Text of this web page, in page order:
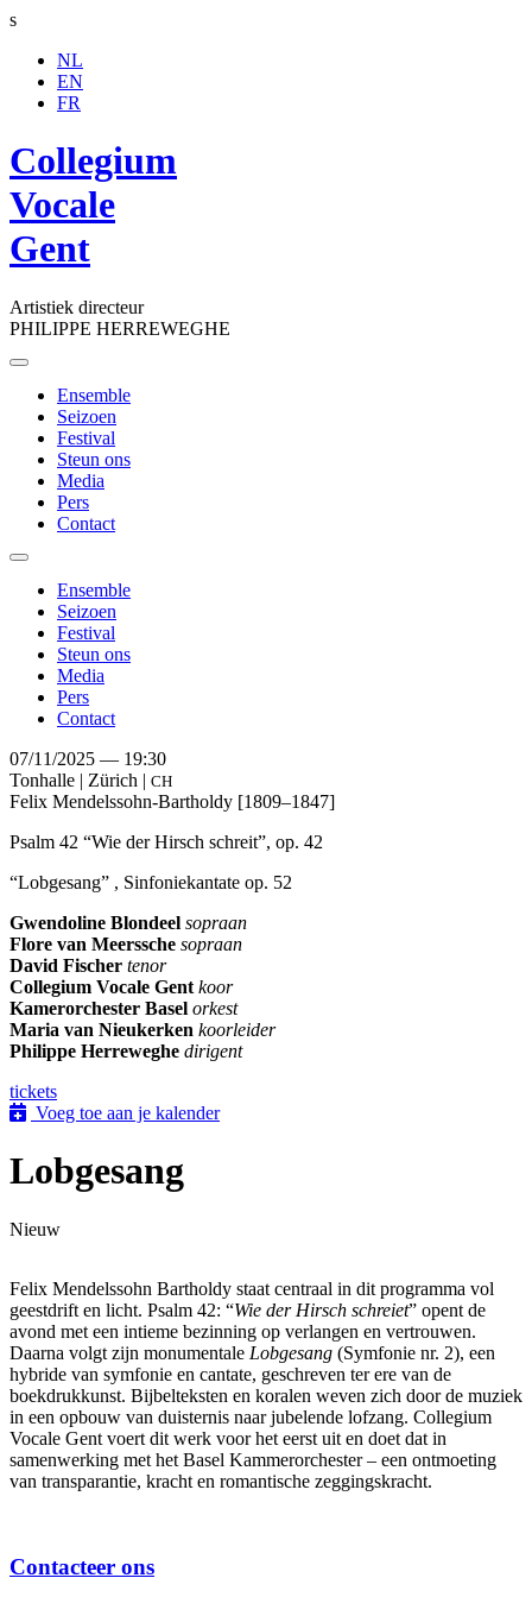
s
NL
EN
FR
Collegium
Vocale
Gent
Artistiek directeur
PHILIPPE HERREWEGHE
Toggle
navigationEnsemble
Seizoen
Festival
Steun ons
Media
Pers
Contact
Toggle
navigationEnsemble
Seizoen
Festival
Steun ons
Media
Pers
Contact
07/11/2025 — 19:30
Tonhalle | Zürich | CH
Felix Mendelssohn-Bartholdy [1809–1847]
Psalm 42 “Wie der Hirsch schreit”, op. 42
“Lobgesang” , Sinfoniekantate op. 52
Gwendoline Blondeel sopraan
Flore van Meerssche sopraan
David Fischer tenor
Collegium Vocale Gent koor
Kamerorchester Basel orkest
Maria van Nieukerken koorleider
Philippe Herreweghe dirigent
tickets
Voeg toe aan je kalender
Lobgesang
Nieuw
Felix Mendelssohn Bartholdy staat centraal in dit programma vol
geestdrift en licht. Psalm 42: “Wie der Hirsch schreiet” opent de
avond met een intieme bezinning op verlangen en vertrouwen.
Daarna volgt zijn monumentale Lobgesang (Symfonie nr. 2), een
hybride van symfonie en cantate, geschreven ter ere van de
boekdrukkunst. Bijbelteksten en koralen weven zich door de muziek
in een opbouw van duisternis naar jubelende lofzang. Collegium
Vocale Gent voert dit werk voor het eerst uit en doet dat in
samenwerking met het Basel Kammerorchester – een ontmoeting
van transparantie, kracht en romantische zeggingskracht.
Contacteer ons